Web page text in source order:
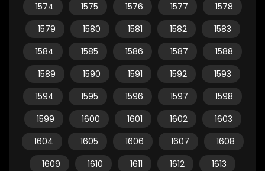
1574
1575 1576 1577
1578
1579
1580 1581 1582
1583
1584
1585 1586 1587
1588
1589
1590 1591 1592
1593
1594
1595 1596 1597
1598
1599
1600 1601 1602
1603
1604
1605 1606 1607
1608
1609
1610 1611 1612
1613